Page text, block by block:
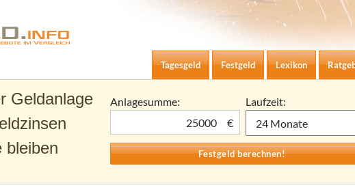
und Tagesgeld-Zinsen berechnen
Zum Inhalt springen
Tagesgeld
Festgeld Lexikon
Geldanlage
bleiben
Anlagesumme:
€
Laufzeit: